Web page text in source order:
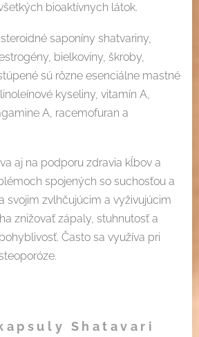
bioaktívnych látok.
saponíny shatvariny,
bielkoviny, škroby,
sú rôzne esenciálne mastné
kyseliny, vitamín A,
A, racemofuran a
aj na podporu zdravia kĺbov a
spojených so suchosťou a
svojim zvlhčujúcim a vyživujúcim
znižovať zápaly, stuhnutosť a
Často sa využíva pri
Shatavari